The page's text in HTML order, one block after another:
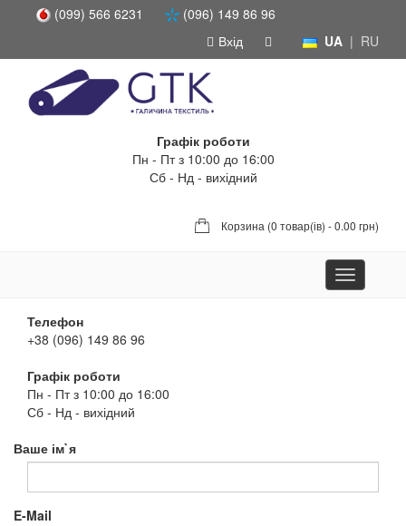
(099) 566 6231
(096) 149 86 96
UA | RU
Вхід
Графік роботи
Пн - Пт з 10:00 до 16:00
Сб - Нд - вихідний
Корзина (0 товар(ів) - 0.00 грн)
Toggle
navigation
Телефон
+38 (096) 149 86 96
Графік роботи
Пн - Пт з 10:00 до 16:00
Сб - Нд - вихідний
Ваше ім`я
E-Mail